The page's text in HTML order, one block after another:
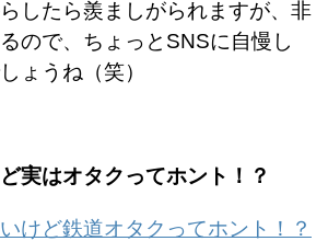
したら羨ましがられますが、非
ので、ちょっとSNSに自慢し
ょうね（笑）
実はオタクってホント！？
けど鉄道オタクってホント！？